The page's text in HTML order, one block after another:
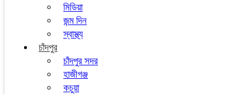
মিডিয়া
জন্ম দিন
স্বাস্থ্য
চাঁদপুর
চাঁদপুর সদর
হাজীগঞ্জ
কচুয়া